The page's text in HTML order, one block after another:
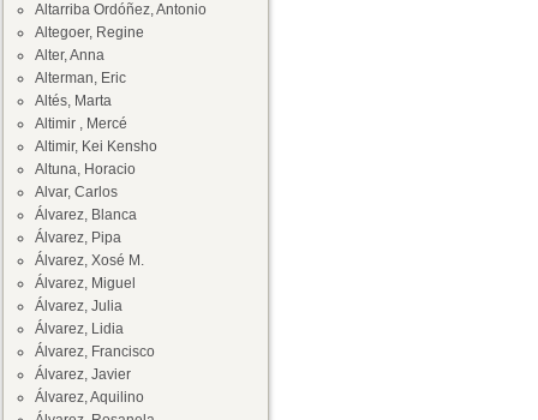
Altarriba Ordóñez, Antonio
Altegoer, Regine
Alter, Anna
Alterman, Eric
Altés, Marta
Altimir , Mercé
Altimir, Kei Kensho
Altuna, Horacio
Alvar, Carlos
Álvarez, Blanca
Álvarez, Pipa
Álvarez, Xosé M.
Álvarez, Miguel
Álvarez, Julia
Álvarez, Lidia
Álvarez, Francisco
Álvarez, Javier
Álvarez, Aquilino